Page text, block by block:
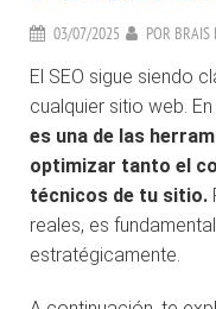
03/07/2025 POR BRAIS
El SEO sigue siendo
cualquier sitio web.
es una de las
optimizar tanto el
técnicos de tu sitio.
reales, es
estratégicamente.